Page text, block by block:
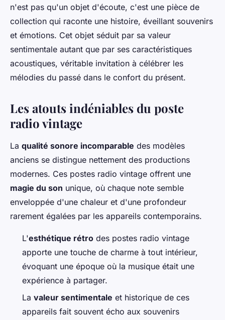
n'est pas qu'un objet d'écoute, c'est une pièce de
collection qui raconte une histoire, éveillant souvenirs
et émotions. Cet objet séduit par sa valeur
sentimentale autant que par ses caractéristiques
acoustiques, véritable invitation à célébrer les
mélodies du passé dans le confort du présent.
Les atouts indéniables du poste
radio vintage
La qualité sonore incomparable des modèles
anciens se distingue nettement des productions
modernes. Ces postes radio vintage offrent une
magie du son unique, où chaque note semble
enveloppée d'une chaleur et d'une profondeur
rarement égalées par les appareils contemporains.
L'esthétique rétro des postes radio vintage
apporte une touche de charme à tout intérieur,
évoquant une époque où la musique était une
expérience à partager.
La valeur sentimentale et historique de ces
appareils fait souvent écho aux souvenirs